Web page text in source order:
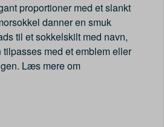
proportioner med et slankt
danner en smuk
til et sokkelskilt med navn,
med et emblem eller
Læs mere om